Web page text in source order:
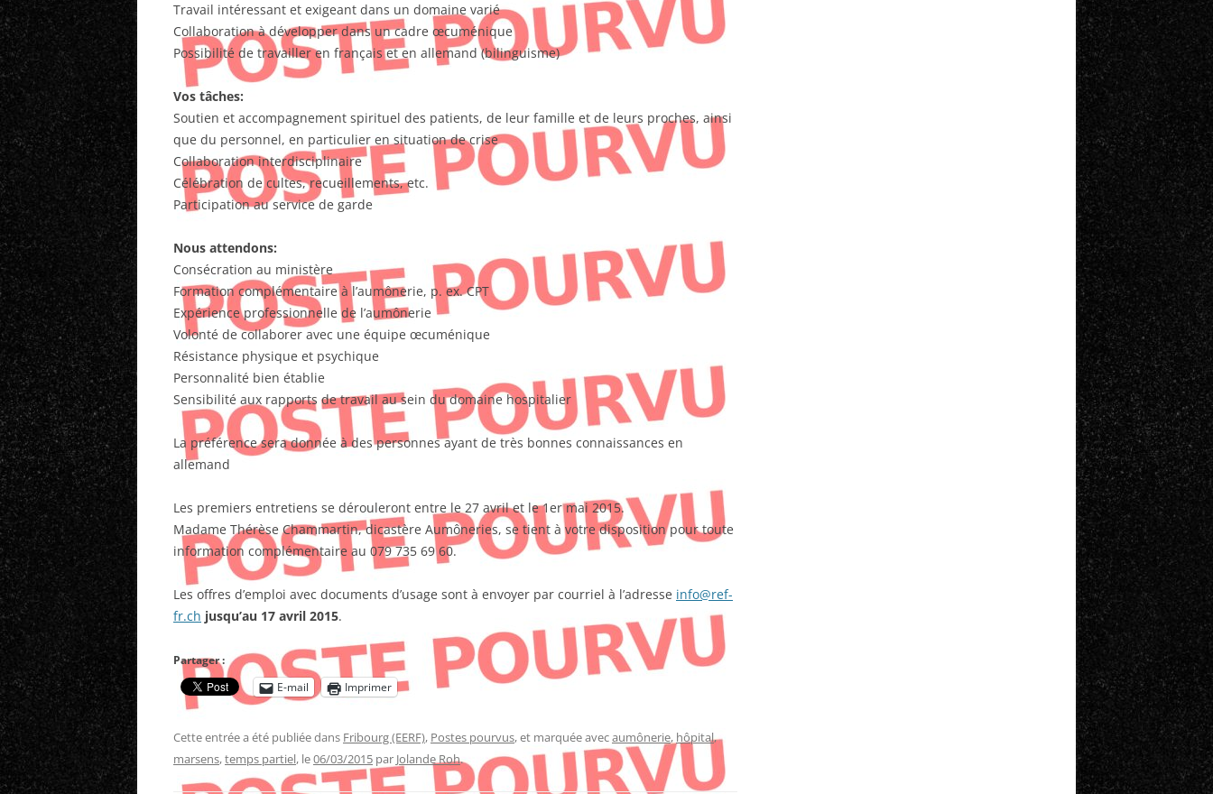
Travail intéressant et exigeant dans un domaine varié
Collaboration à développer dans un cadre œcuménique
Possibilité de travailler en français et en allemand (bilinguisme)
Vos tâches:
Soutien et accompagnement spirituel des patients, de leur famille et de leurs proches, ainsi
que du personnel, en particulier en situation de crise
Collaboration interdisciplinaire
Célébration de cultes, recueillements, etc.
Participation au service de garde
Nous attendons:
Consécration au ministère
Formation complémentaire à l’aumônerie, p. ex. CPT
Expérience professionnelle de l’aumônerie
Volonté de collaborer avec une équipe œcuménique
Résistance physique et psychique
Personnalité bien établie
Sensibilité aux rapports de travail au sein du domaine hospitalier
La préférence sera donnée à des personnes ayant de très bonnes connaissances en
allemand
Les premiers entretiens se dérouleront entre le 27 avril et le 1er mai 2015.
Madame Thérèse Chammartin, dicastère Aumôneries, se tient à votre disposition pour toute
information complémentaire au 079 735 69 60.
Les offres d’emploi avec documents d’usage sont à envoyer par courriel à l’adresse info@ref-
fr.ch jusqu’au 17 avril 2015.
Partager :
E-mail
Imprimer
Cette entrée a été publiée dans Fribourg (EERF), Postes pourvus, et marquée avecaumônerie, hôpital,
marsens,temps partiel, le06/03/2015 par Jolande Roh.